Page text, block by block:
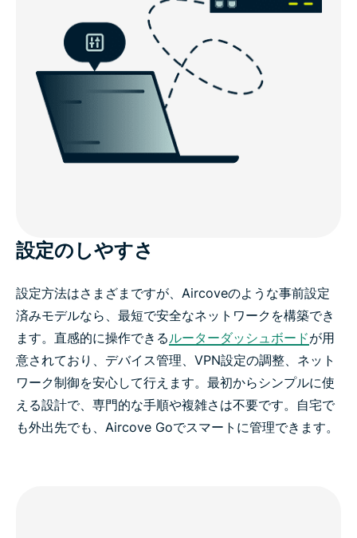
設定のしやすさ
設定方法はさまざまですが、Aircoveのような事前設定
済みモデルなら、最短で安全なネットワークを構築でき
ます。直感的に操作できる ルーターダッシュボードが用
意されており、デバイス管理、VPN設定の調整、ネット
ワーク制御を安心して行えます。最初からシンプルに使
える設計で、専門的な手順や複雑さは不要です。自宅で
も外出先でも、Aircove Goでスマートに管理できます。